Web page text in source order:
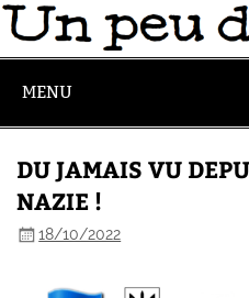
MENU
DU JAMAIS VU
NAZIE !
18/10/2022